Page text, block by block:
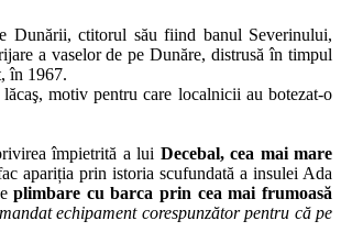
ctitorul său fiind banul Severinului,
a vaselor de pe Dunăre, distrusă în timpul
în 1967.
motiv pentru care localnicii au botezat-o
împietrită a lui Decebal, cea mai mare
apariția prin istoria scufundată a insulei Ada
plimbare cu barca prin cea mai frumoasă
echipament corespunzător pentru că pe